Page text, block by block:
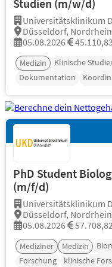
Studien (m/w/d)
Universitätsklinikum
Düsseldorf,
05.08.2026
Medizin Klinische
Dokumentation
PhD Student
(m/f/d)
Universitätsklinikum
Düsseldorf,
05.08.2026
Mediziner Medizin
Forschung
klinische